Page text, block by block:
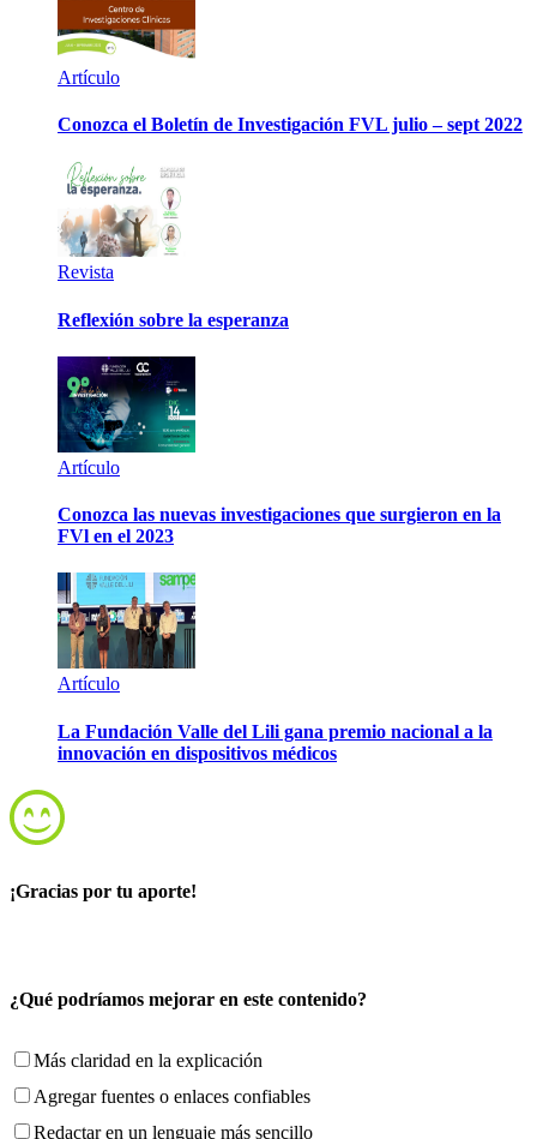
Artículo
Conozca el Boletín de Investigación FVL julio – sept 2022
Revista
Reflexión sobre la esperanza
Artículo
Conozca las nuevas investigaciones que surgieron en la
FVl en el 2023
Artículo
La Fundación Valle del Lili gana premio nacional a la
innovación en dispositivos médicos
¡Gracias por tu aporte!
¿Qué podríamos mejorar en este contenido?
Más claridad en la explicación
Agregar fuentes o enlaces confiables
Redactar en un lenguaje más sencillo